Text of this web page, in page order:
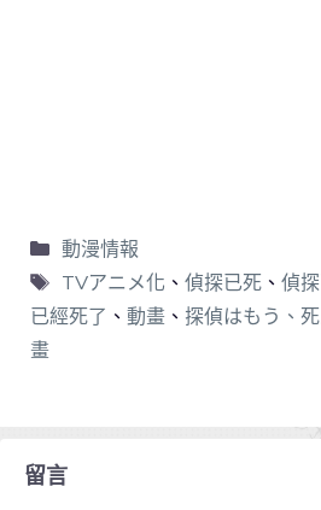
動漫情報
TVアニメ化 、 偵探已死、 偵
已經死了 、 動畫 、 探偵はもう、
畫
留言